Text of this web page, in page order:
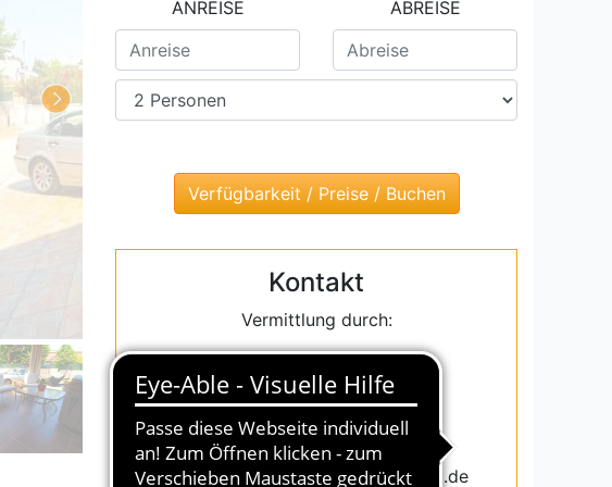
ANREISE ABREISE
Kontakt
Vermittlung durch:
InterDomizil GmbH
vertreten durch
Susanne Blum
Email: susanne.blum@interdomizil.de